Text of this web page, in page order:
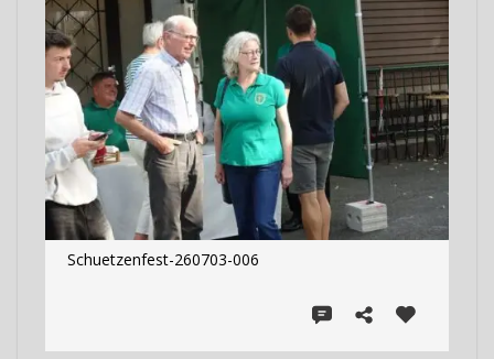
Schuetzenfest-260703-006